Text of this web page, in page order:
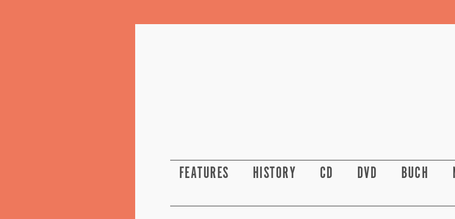
FEATURES HISTORY CD DVD BUCH